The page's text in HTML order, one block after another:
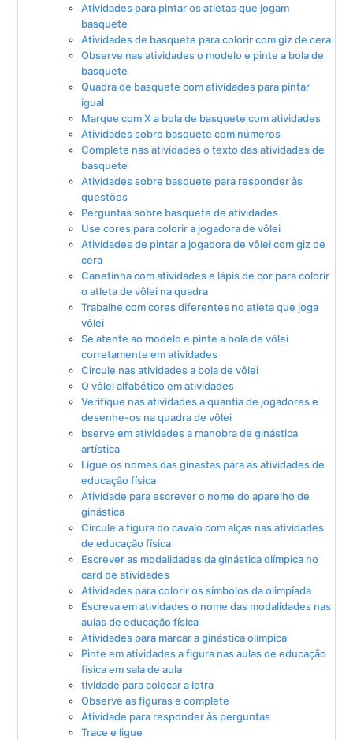
Atividades para pintar os atletas que jogam
basquete
Atividades de basquete para colorir com giz de cera
Observe nas atividades o modelo e pinte a bola de
basquete
Quadra de basquete com atividades para pintar
igual
Marque com X a bola de basquete com atividades
Atividades sobre basquete com números
Complete nas atividades o texto das atividades de
basquete
Atividades sobre basquete para responder às
questões
Perguntas sobre basquete de atividades
Use cores para colorir a jogadora de vôlei
Atividades de pintar a jogadora de vôlei com giz de
cera
Canetinha com atividades e lápis de cor para colorir
o atleta de vôlei na quadra
Trabalhe com cores diferentes no atleta que joga
vôlei
Se atente ao modelo e pinte a bola de vôlei
corretamente em atividades
Circule nas atividades a bola de vôlei
O vôlei alfabético em atividades
Verifique nas atividades a quantia de jogadores e
desenhe-os na quadra de vôlei
bserve em atividades a manobra de ginástica
artística
Ligue os nomes das ginastas para as atividades de
educação física
Atividade para escrever o nome do aparelho de
ginástica
Circule a figura do cavalo com alças nas atividades
de educação física
Escrever as modalidades da ginástica olímpica no
card de atividades
Atividades para colorir os símbolos da olimpíada
Escreva em atividades o nome das modalidades nas
aulas de educação física
Atividades para marcar a ginástica olímpica
Pinte em atividades a figura nas aulas de educação
física em sala de aula
tividade para colocar a letra
Observe as figuras e complete
Atividade para responder às perguntas
Trace e ligue